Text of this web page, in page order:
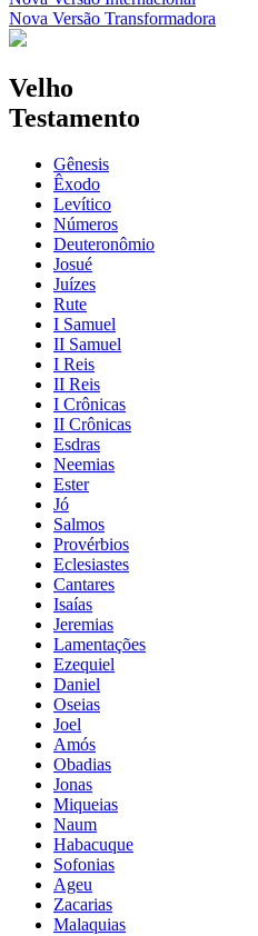
Nova Versão Transformadora
Velho
Testamento
Gênesis
Êxodo
Levítico
Números
Deuteronômio
Josué
Juízes
Rute
I Samuel
II Samuel
I Reis
II Reis
I Crônicas
II Crônicas
Esdras
Neemias
Ester
Jó
Salmos
Provérbios
Eclesiastes
Cantares
Isaías
Jeremias
Lamentações
Ezequiel
Daniel
Oseias
Joel
Amós
Obadias
Jonas
Miqueias
Naum
Habacuque
Sofonias
Ageu
Zacarias
Malaquias